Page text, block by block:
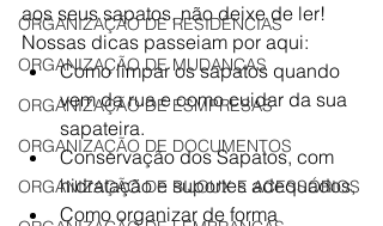
ORGANIZAÇÃO DE RESIDÊNCIAS
ORGANIZAÇÃO DE MUDANÇAS
ORGANIZAÇÃO DE ESMPRESAS
ORGANIZAÇÃO DE DOCUMENTOS
ORGANIZAÇÃO DE BIJOUX E ACESSÓRIOS
aos seus sapatos, não deixe de ler!
Nossas dicas passeiam por aqui:
Como limpar os sapatos quando
vem da rua e como cuidar da sua
sapateira.
Conservação dos Sapatos, com
hidratação e suportes adequados,
Como organizar de forma